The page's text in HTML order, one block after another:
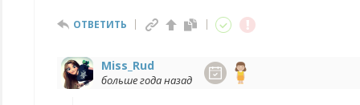
ОТВЕТИТЬ
Miss_Rud
больше года назад